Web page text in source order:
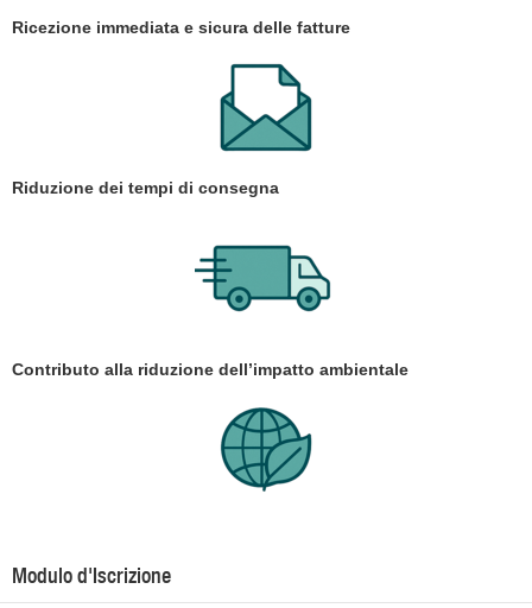
Ricezione immediata e sicura delle fatture
Riduzione dei tempi di consegna
Contributo alla riduzione dell’impatto ambientale
Modulo d'Iscrizione